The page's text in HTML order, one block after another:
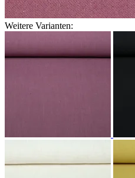
Weitere Varianten: